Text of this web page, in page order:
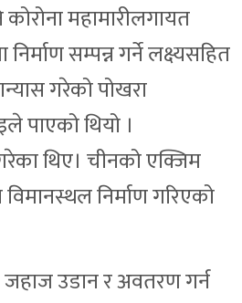
महामारीलगायत
सम्पन्न गर्ने लक्ष्यसहित
गरेको पोखरा
पाएको थियो ।
थिए। चीनको एक्जिम
निर्माण गरिएको
उडान र अवतरण गर्न